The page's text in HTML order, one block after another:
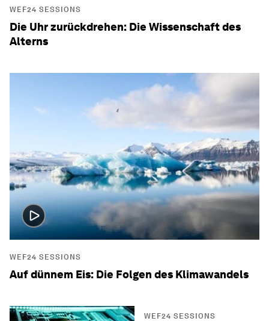
WEF24 SESSIONS
Die Uhr zurückdrehen: Die Wissenschaft des
Alterns
WEF24 SESSIONS
Auf dünnem Eis: Die Folgen des Klimawandels
WEF24 SESSIONS